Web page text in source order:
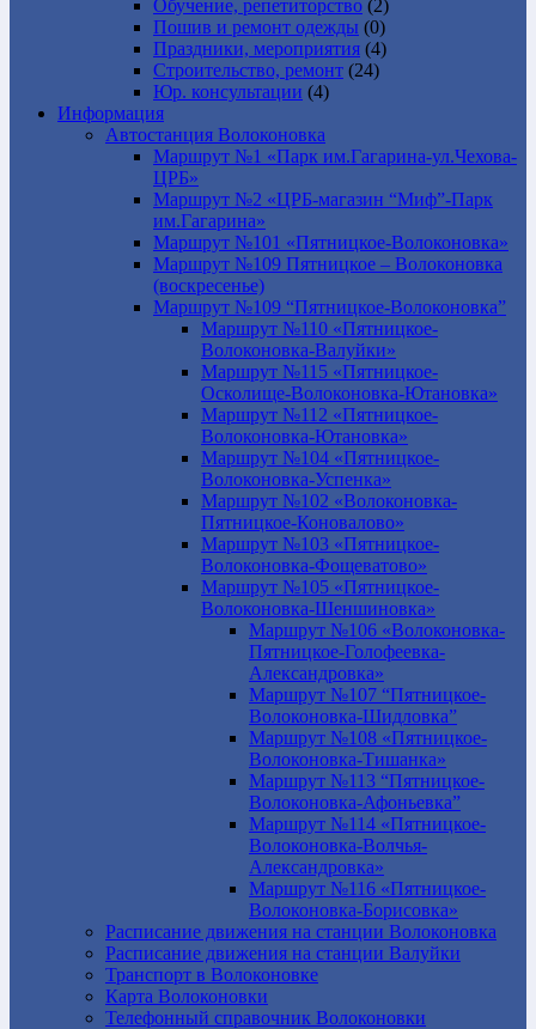
Обучение, репетиторство (2)
Пошив и ремонт одежды (0)
Праздники, мероприятия (4)
Строительство, ремонт (24)
Юр. консультации (4)
Информация
Автостанция Волоконовка
Маршрут №1 «Парк им.Гагарина-ул.Чехова-
ЦРБ»
Маршрут №2 «ЦРБ-магазин “Миф”-Парк
им.Гагарина»
Маршрут №101 «Пятницкое-Волоконовка»
Маршрут №109 Пятницкое – Волоконовка
(воскресенье)
Маршрут №109 “Пятницкое-Волоконовка”
Маршрут №110 «Пятницкое-
Волоконовка-Валуйки»
Маршрут №115 «Пятницкое-
Осколище-Волоконовка-Ютановка»
Маршрут №112 «Пятницкое-
Волоконовка-Ютановка»
Маршрут №104 «Пятницкое-
Волоконовка-Успенка»
Маршрут №102 «Волоконовка-
Пятницкое-Коновалово»
Маршрут №103 «Пятницкое-
Волоконовка-Фощеватово»
Маршрут №105 «Пятницкое-
Волоконовка-Шеншиновка»
Маршрут №106 «Волоконовка-
Пятницкое-Голофеевка-
Александровка»
Маршрут №107 “Пятницкое-
Волоконовка-Шидловка”
Маршрут №108 «Пятницкое-
Волоконовка-Тишанка»
Маршрут №113 “Пятницкое-
Волоконовка-Афоньевка”
Маршрут №114 «Пятницкое-
Волоконовка-Волчья-
Александровка»
Маршрут №116 «Пятницкое-
Волоконовка-Борисовка»
Расписание движения на станции Волоконовка
Расписание движения на станции Валуйки
Транспорт в Волоконовке
Карта Волоконовки
Телефонный справочник Волоконовки